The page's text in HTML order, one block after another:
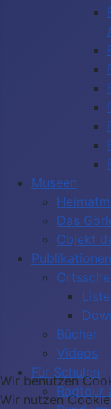
Museen
Das
Objekt
Publikationen
Bücher
Videos
Für Schulen
Radtour
Wir benutzen
Wir nutzen